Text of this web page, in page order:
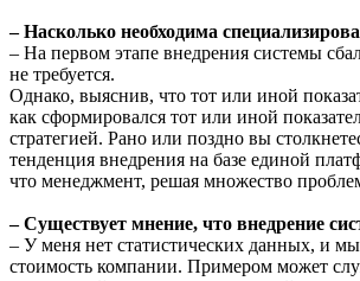
– Насколько необходима
– На первом этапе внедрения системы
не требуется.
Однако, выяснив, что тот или иной
как сформировался тот или иной
стратегией. Рано или поздно вы
тенденция внедрения на базе единой
что менеджмент, решая множество
– Существует мнение, что внедрение
– У меня нет статистических данных, и
стоимость компании. Примером может